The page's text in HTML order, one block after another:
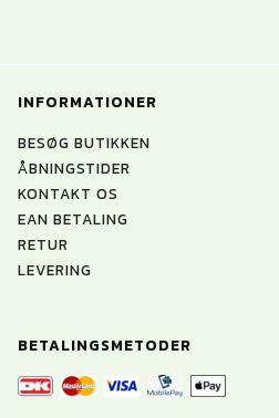
INFORMATIONER
BESØG BUTIKKEN
ÅBNINGSTIDER
KONTAKT OS
EAN BETALING
RETUR
LEVERING
BETALINGSMETODER